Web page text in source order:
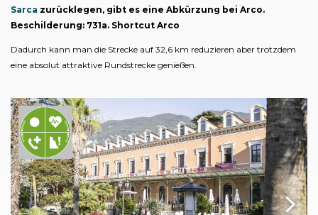
Sarca zurücklegen, gibt es eine Abkürzung bei Arco.
Beschilderung: 731a. Shortcut Arco
Dadurch kann man die Strecke auf 32,6 km reduzieren aber trotzdem
eine absolut attraktive Rundstrecke genießen.